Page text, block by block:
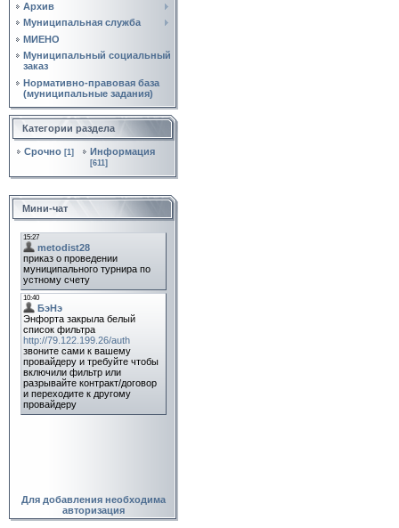
Архив
Муниципальная служба
МИЕНО
Муниципальный социальный
заказ
Нормативно‑правовая база
(муниципальные задания)
Категории раздела
Срочно [1] Информация
[611]
Мини-чат
Для добавления необходима
авторизация